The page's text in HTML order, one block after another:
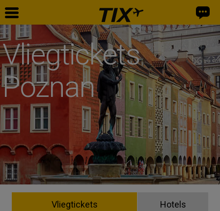
Vliegtickets
Poznan
Vliegtickets Hotels